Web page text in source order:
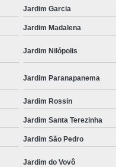
Jardim Garcia
Jardim Madalena
Jardim Nilópolis
Jardim Paranapanema
Jardim Rossin
Jardim Santa Terezinha
Jardim São Pedro
Jardim do Vovô